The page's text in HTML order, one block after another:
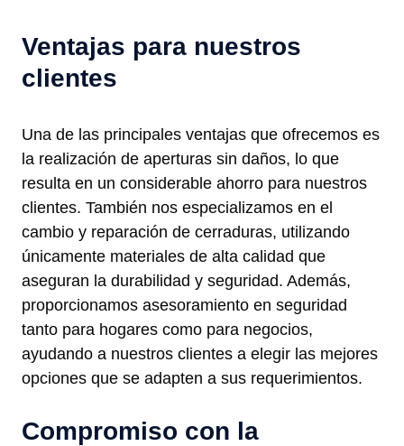
Ventajas para nuestros
clientes
Una de las principales ventajas que ofrecemos es
la realización de aperturas sin daños, lo que
resulta en un considerable ahorro para nuestros
clientes. También nos especializamos en el
cambio y reparación de cerraduras, utilizando
únicamente materiales de alta calidad que
aseguran la durabilidad y seguridad. Además,
proporcionamos asesoramiento en seguridad
tanto para hogares como para negocios,
ayudando a nuestros clientes a elegir las mejores
opciones que se adapten a sus requerimientos.
Compromiso con la